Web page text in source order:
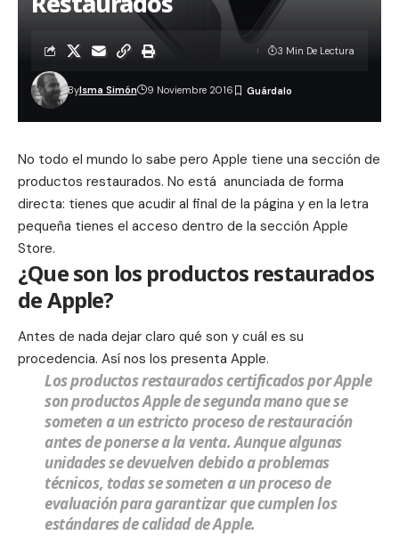
ByIsma Simón 9 Noviembre 2016
3 Min De Lectura
No todo el mundo lo sabe pero Apple tiene una sección de
productos restaurados. No está anunciada de forma
directa: tienes que acudir al final de la página y en la letra
pequeña tienes el acceso dentro de la sección Apple
Store.
¿Que son los productos restaurados
de Apple?
Antes de nada dejar claro qué son y cuál es su
procedencia. Así nos los presenta Apple.
Los productos restaurados certificados por Apple
son productos Apple de segunda mano que se
someten a un estricto proceso de restauración
antes de ponerse a la venta. Aunque algunas
unidades se devuelven debido a problemas
técnicos, todas se someten a un proceso de
evaluación para garantizar que cumplen los
estándares de calidad de Apple.